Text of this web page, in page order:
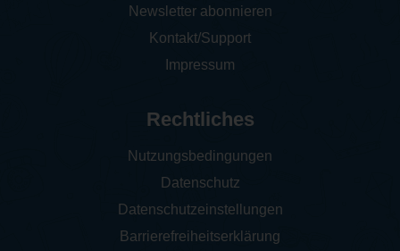
Newsletter abonnieren
Kontakt/Support
Impressum
Rechtliches
Nutzungsbedingungen
Datenschutz
Datenschutzeinstellungen
Barrierefreiheitserklärung